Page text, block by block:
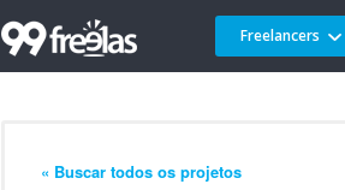
Freelancers
« Buscar todos os projetos